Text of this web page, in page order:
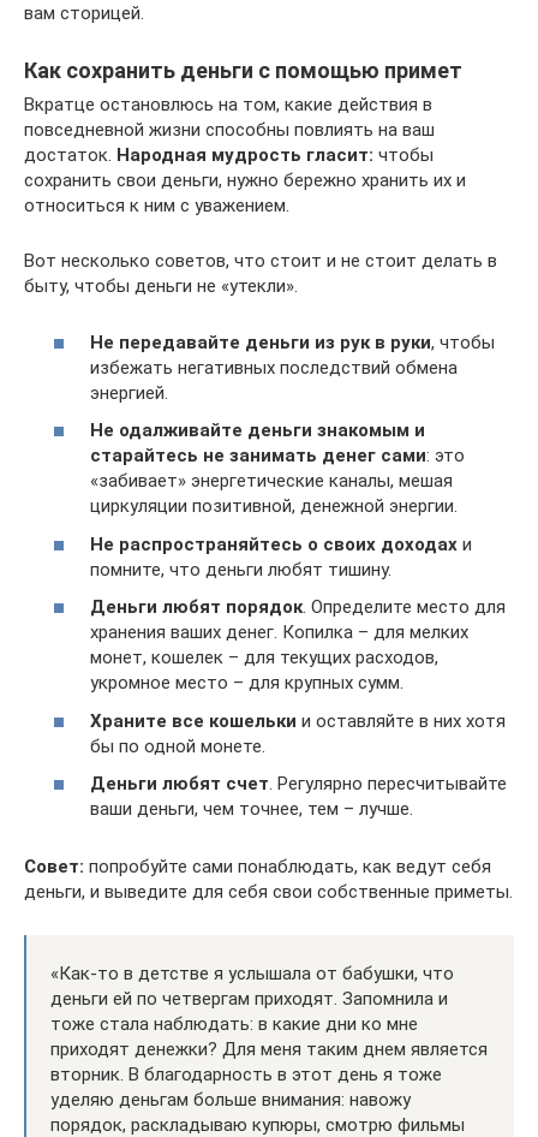
вам сторицей.
Как сохранить деньги с помощью примет
Вкратце остановлюсь на том, какие действия в
повседневной жизни способны повлиять на ваш
достаток. Народная мудрость гласит: чтобы
сохранить свои деньги, нужно бережно хранить их и
относиться к ним с уважением.
Вот несколько советов, что стоит и не стоит делать в
быту, чтобы деньги не «утекли».
Не передавайте деньги из рук в руки, чтобы
избежать негативных последствий обмена
энергией.
Не одалживайте деньги знакомым и
старайтесь не занимать денег сами: это
«забивает» энергетические каналы, мешая
циркуляции позитивной, денежной энергии.
Не распространяйтесь о своих доходах и
помните, что деньги любят тишину.
Деньги любят порядок. Определите место для
хранения ваших денег. Копилка – для мелких
монет, кошелек – для текущих расходов,
укромное место – для крупных сумм.
Храните все кошельки и оставляйте в них хотя
бы по одной монете.
Деньги любят счет. Регулярно пересчитывайте
ваши деньги, чем точнее, тем – лучше.
Совет: попробуйте сами понаблюдать, как ведут себя
деньги, и выведите для себя свои собственные приметы.
«Как-то в детстве я услышала от бабушки, что
деньги ей по четвергам приходят. Запомнила и
тоже стала наблюдать: в какие дни ко мне
приходят денежки? Для меня таким днем является
вторник. В благодарность в этот день я тоже
уделяю деньгам больше внимания: навожу
порядок, раскладываю купюры, смотрю фильмы